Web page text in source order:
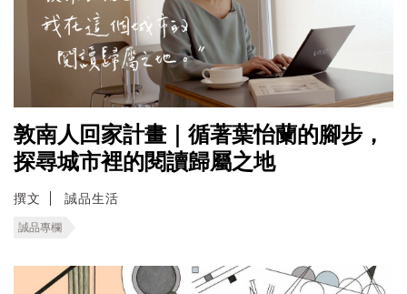
敦南人回家計畫｜循著葉怡蘭的腳步，
探尋城市裡的閱讀歸屬之地
撰文 誠品生活
誠品專欄